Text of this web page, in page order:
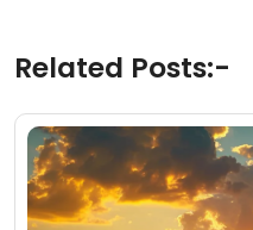
Related Posts:-